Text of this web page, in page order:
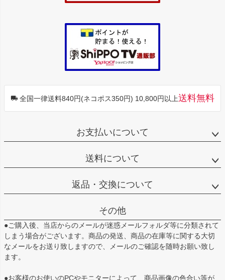
全国一律送料840円(ネコポス350円) 10,800円以上送料無料
お支払いについて
送料について
返品・交換について
その他
●ご購入後、当店からのメールが迷惑メールフォルダ等に分類されて
しまう場合がございます。商品の発送、商品の在庫等に関する大切
なメールをお送り致しますので、メールのご確認を随時お願い致し
ます。
●お客様のお使いのPCやモニターによって、商品画像の色合い等が